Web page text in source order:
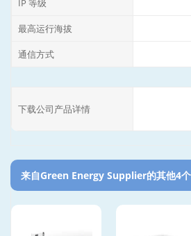
IP 等级
最高运行海拔
通信方式
下载公司产品详情
来自Green Energy Supplier的其他4